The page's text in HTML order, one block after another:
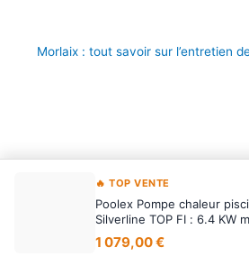
Morlaix : tout savoir sur l’entretien
🔥 TOP VENTE
Poolex Pompe chaleur
Silverline TOP FI : 6.4 KW
1 079,00 €